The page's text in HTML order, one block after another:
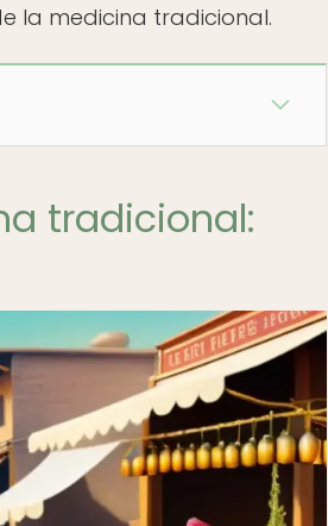
la medicina tradicional.
tradicional: